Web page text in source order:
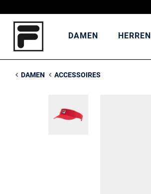
DAMEN HERREN
DAMEN ACCESSOIRES